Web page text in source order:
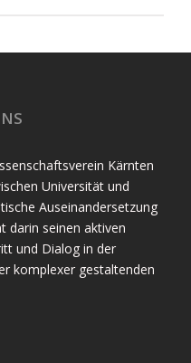
Kärnten
Universität und
Auseinandersetzung
darin seinen aktiven
und Dialog in der
komplexer gestaltenden